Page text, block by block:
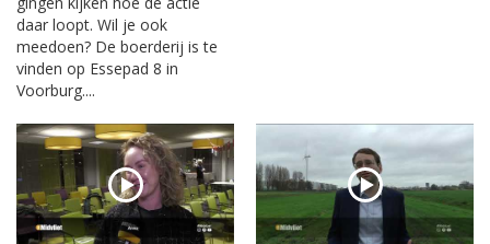
daar loopt. Wil je ook
meedoen? De boerderij is te
vinden op Essepad 8 in
Voorburg....